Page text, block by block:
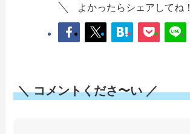
よかったらシェアしてね！
＼ コメントくださ〜い ／